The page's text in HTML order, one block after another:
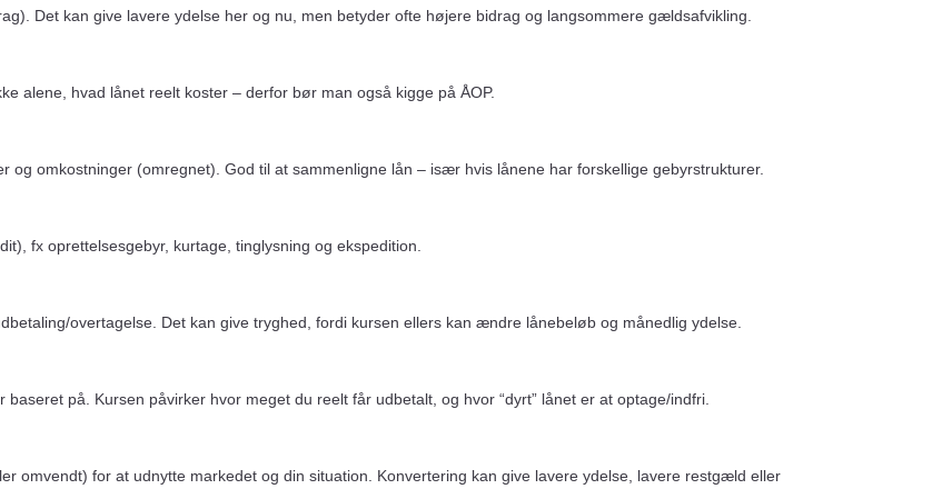
Det kan give lavere ydelse her og nu, men betyder ofte højere bidrag og langsommere gældsafvikling.
alene, hvad lånet reelt koster – derfor bør man også kigge på ÅOP.
og omkostninger (omregnet). God til at sammenligne lån – især hvis lånene har forskellige gebyrstrukturer.
fx oprettelsesgebyr, kurtage, tinglysning og ekspedition.
overtagelse. Det kan give tryghed, fordi kursen ellers kan ændre lånebeløb og månedlig ydelse.
på. Kursen påvirker hvor meget du reelt får udbetalt, og hvor “dyrt” lånet er at optage/indfri.
omvendt) for at udnytte markedet og din situation. Konvertering kan give lavere ydelse, lavere restgæld eller